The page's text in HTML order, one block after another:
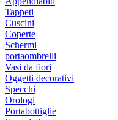
Tappeti
Cuscini
Coperte
Schermi
portaombrelli
Vasi da fiori
Oggetti decorativi
Specchi
Orologi
Portabottiglie